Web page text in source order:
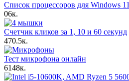
Список процессоров для Windows 11
06к.
Счетчик кликов за 1, 10 и 60 секунд
470.5к.
Тест микрофона онлайн
6148к.